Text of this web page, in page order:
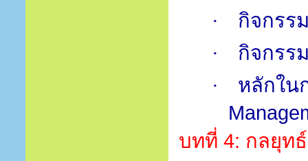
· กิจกรร
· กิจกรร
·
หลักใน
บทที่ 4: กลยุท